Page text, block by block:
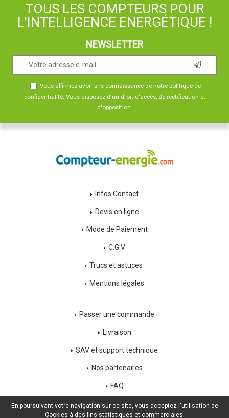
TOUS LES COMPTEURS POUR
L'INTELLIGENCE ENERGÉTIQUE !
NEWSLETTER
Vous affirmez avoir pris connaissance de notre politique de
confidentialité. Vous disposez d'un droit d'accès, de rectification et
d'opposition.
Infos Contact
Devis en ligne
Mode de Paiement
C.G.V
Trucs et astuces
Mentions légales
Passer une commande
Livraison
SAV et support technique
Nos partenaires
FAQ
Déconnexion
En poursuivant votre navigation sur ce site, vous acceptez l'utilisation de
Cookies à des fins statistiques et commerciales.